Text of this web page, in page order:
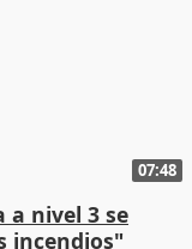
07:48
a nivel 3 se
incendios"